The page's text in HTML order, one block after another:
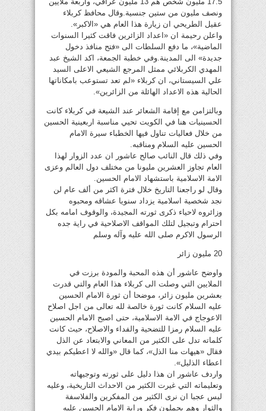
ونصف مليون من ستين جنسية.وقال محافظ كربلاء
عقيل الطريحي ان زيارة هذا العام هي «الاكبر».
واعلن رحيمة ان «اعداد الزائرين فاقت كثيرا السنوات
الماضية»، ما دفع السلطات الى «فتح منافذ دخول
جديدة» الى المدينة.وفي خطبة الجمعة، اكد الشيخ عبد
المهدي الكربلائي ممثل المرجع الشيعي الاعلى السيد
علي السيستاني، ان كربلاء «لم تعد تستوعب بامكاناتها
الحالية هذه الاعداد الهائلة من الزائرين».
وبالتزامن مع إقامة الشعائر عند الشيعة في كربلاء كانت
الحسينيات هنا في الكويت تحيي مناسبة اربعينية الحسين
من خلال فعاليات تناول فيها الخطباء سيرة الامام
الحسين عليه السلام ومناقبه.
وفي ذلك قال النائب صالح عاشور ان عدد الزوار لهذا
العام تجاوز العشرين مليونا من مختلف دول العالم وعزى
الامة الاسلامية باستشهاد الامام الحسين.
وقال لو راجعنا التاريخ خلال فترة اكثر من ألف عام لن
نجد شخصية اسلامية يزداد سنويا عشاقه ومحبوه
وزائروه لاحياء ذكرى ثورته المجيدة، والوقوف امامه بكل
احترام وتبجيل لتلك المواقف الاصلاحية في راية جده
الرسول الاكرم صلى الله عليه وآله وسلم
20 مليون زائر
واوضح عاشور أن هذه المحبة والمودة برزت في
الملايين التي وصلت الى كربلاء هذا العام والتي قدرت
بعشرين مليون زائر، موضحا أن ثورة الامام الحسين
عليه السلام كانت ثورة خالصة لله تعالى من اجل اصلاح
الاعوجاج في الامة الاسلامية، حتى اصبح الامام الحسين
عليه السلام رمزا للتضحية والفداء والاصلاح، حيث كانت
كلماته تدل على الكثير من المعاني والابتعاد عن الذل
فقال «هيهات منا الذل»، كما قال «والله لا اعطيكم بيدي
اعطاء الذليل».
واردف عاشور ان هذا دليل على ثورته وتوجيهاته
وتعليماته التي غيرت الكثير من الاحداث التاريخية، وعليه
ليس عجبا ان نرى الكثير من المفكرين والفلاسفة
والثوار وهم يحملون فكر وراية الامام الحسين عليه